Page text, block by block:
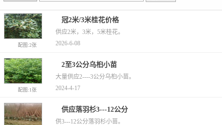
配图:2张
冠2米/3米桂花价格
供应2米，3米，5米桂花。
2026-6-08
配图:1张
2至3公分乌桕小苗
大量供应2----3公分乌桕小苗。
2024-4-17
供应落羽杉3---12公分
供3---12公分落羽杉小苗。